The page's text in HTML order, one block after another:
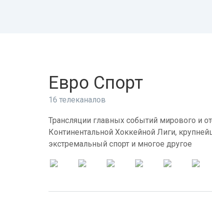
Евро Спорт
16 телеканалов
Трансляции главных событий мирового и
Континентальной Хоккейной Лиги,
экстремальный спорт и многое другое